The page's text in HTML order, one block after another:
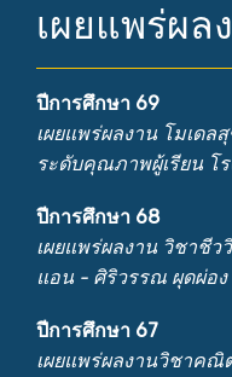
เผยแพร่ผล
ปีการศึกษา 69
เผยแพร่ผลงาน โมเดล
ระดับคุณภาพผู้เรียน โ
ปีการศึกษา 68
เผยแพร่ผลงาน วิชาชีว
แอน - ศิริวรรณ ผุดผ่อง
ปีการศึกษา 67
เผยแพร่ผลงานวิชาคณิ